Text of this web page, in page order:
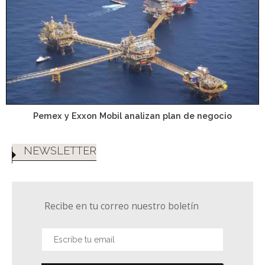
Pemex y Exxon Mobil analizan plan de negocio
NEWSLETTER
Recibe en tu correo nuestro boletín